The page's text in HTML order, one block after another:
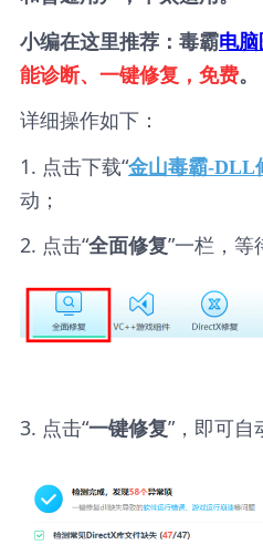
小编在这里推荐：毒霸电
能诊断、一键修复，免费。
详细操作如下：
1. 点击下载“金山毒霸-DLL
动；
2. 点击“全面修复”一栏，等
3. 点击“一键修复”，即可自